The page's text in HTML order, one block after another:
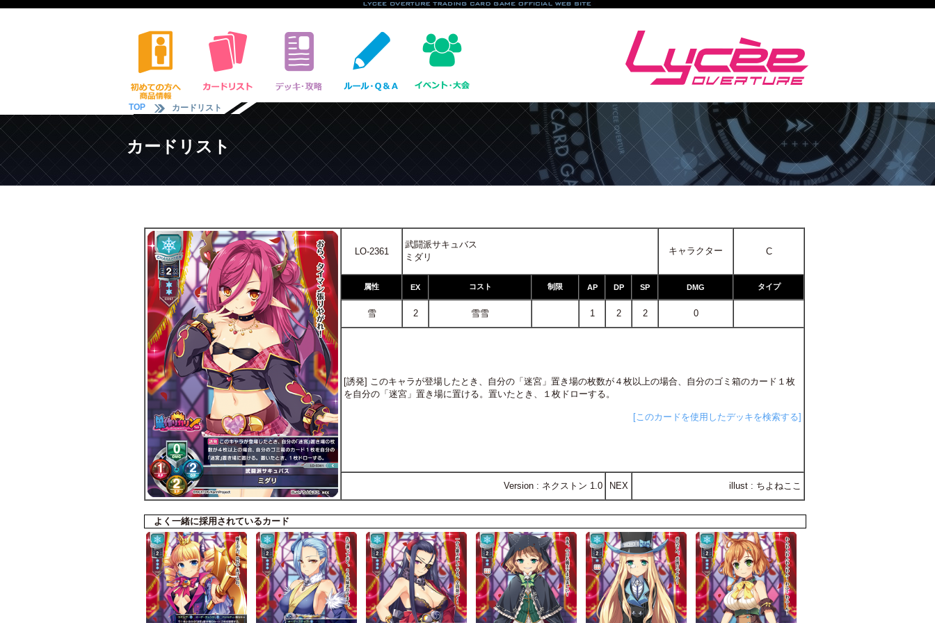
TOP カードリスト
カードリスト
LO-2361
武闘派サキュバス
ミダリ
キャラクター C
属性 EX コスト 制限 AP DP SP DMG タイプ
雪 2 雪雪 1 2 2 0
[誘発] このキャラが登場したとき、自分の「迷宮」置き場の枚数が４枚以上の場合、自分のゴミ箱のカード１枚
を自分の「迷宮」置き場に置ける。置いたとき、１枚ドローする。
[このカードを使用したデッキを検索する]
Version : ネクストン 1.0 NEX illust : ちよねここ
よく一緒に採用されているカード